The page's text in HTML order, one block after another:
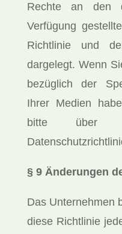
Rechte an den
Verfügung
Richtlinie und
dargelegt. Wenn
bezüglich der
Ihrer Medien
bitte über
§ 9 Änderungen
Das Unternehmen
diese Richtlinie